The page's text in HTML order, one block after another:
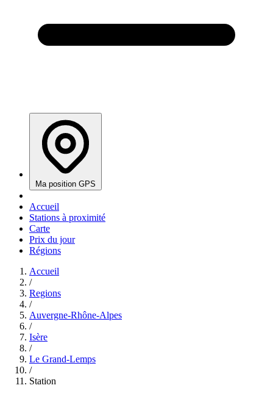
Ma position GPS
Accueil
Stations à proximité
Carte
Prix du jour
Régions
Accueil
/
Regions
/
Auvergne-Rhône-Alpes
/
Isère
/
Le Grand-Lemps
/
Station